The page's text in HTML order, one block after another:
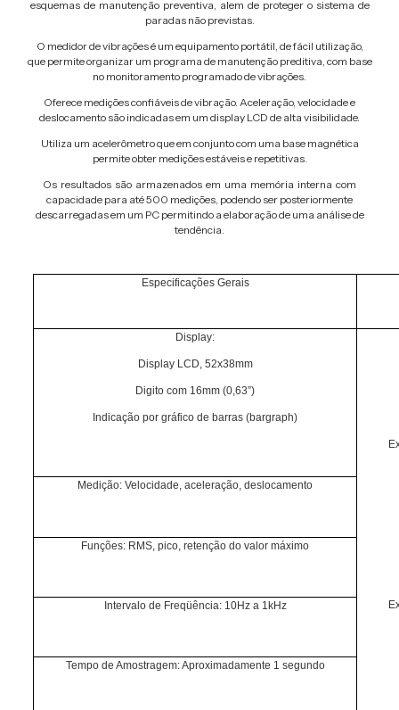
esquemas de manutenção preventiva, alem de proteger o sistema de
paradas não previstas.
O medidor de vibrações é um equipamento portátil, de fácil utilização,
que permite organizar um programa de manutenção preditiva, com base
no monitoramento programado de vibrações.
Oferece medições confiáveis de vibração. Aceleração, velocidade e
deslocamento são indicadas em um display LCD de alta visibilidade.
Utiliza um acelerômetro que em conjunto com uma base magnética
permite obter medições estáveis e repetitivas.
Os resultados são armazenados em uma memória interna com
capacidade para até 500 medições, podendo ser posteriormente
descarregadas em um PC permitindo a elaboração de uma análise de
tendência.
Especificações Gerais
Display:
Display LCD, 52x38mm
Digito com 16mm (0,63”)
Indicação por gráfico de barras (bargraph)
Medição: Velocidade, aceleração, deslocamento
Funções: RMS, pico, retenção do valor máximo
Intervalo de Freqüência: 10Hz a 1kHz
Tempo de Amostragem: Aproximadamente 1 segundo